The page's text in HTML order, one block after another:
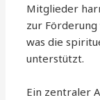
Mitglieder
zur
was die
unterstützt.
Ein zentraler